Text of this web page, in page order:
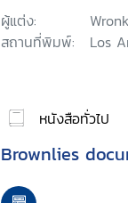
ผู้แต่ง:
สถานที่พิมพ์:
Los
หนังสือทั่วไป
Brownlies